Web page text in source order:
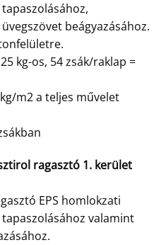
beágyazásához.
kg-os, 54 zsák/raklap =
m2 a teljes művelet
ragasztó 1. kerület
EPS homlokzati
valamint